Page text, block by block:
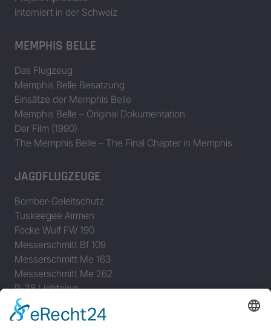
Interniert in der Schweiz
MEMPHIS BELLE
Das Flugzeug
Memphis Belle Besatzung
Einsätze der Memphis Belle
Memphis Belle – Original Dokumentation
Der Film (1990)
The Memphis Belle – The Final Chapter in Memphis
JAGDFLUGZEUGE
Bomber-Geleitschutz
Tuskeegee Airmen
Focke Wulf FW 190
Messerschmitt Bf 109
Messerschmitt Me 163
Messerschmitt Me 262
P-38 Lightning
P-47 Thunderbolt
P-51 Mustang